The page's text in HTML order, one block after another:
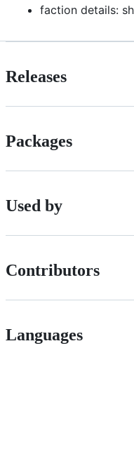
faction details:
Releases
Packages
Used by
Contributors
Languages